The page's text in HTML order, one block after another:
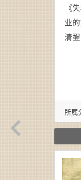
《
业
清
所属